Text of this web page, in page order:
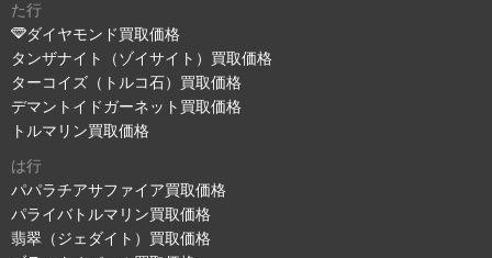
た行
ダイヤモンド買取価格
タンザナイト（ゾイサイト）買取価格
ターコイズ（トルコ石）買取価格
デマントイドガーネット買取価格
トルマリン買取価格
は行
パパラチアサファイア買取価格
パライバトルマリン買取価格
翡翠（ジェダイト）買取価格